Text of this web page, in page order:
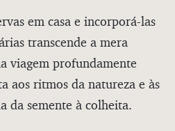
em casa e incorporá-las
transcende a mera
viagem profundamente
aos ritmos da natureza e às
da semente à colheita.